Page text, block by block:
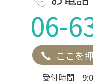
06-
ここを
受付時間